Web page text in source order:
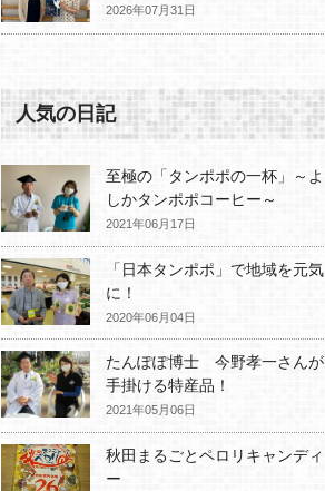
2026年07月31日
人気の日記
至極の「タンポポの一杯」～よ
しかタンポポコーヒー～
2021年06月17日
「日本タンポポ」で地域を元気
に！
2020年06月04日
たんぽぽ博士 今野孝一さんが
手掛ける特産品！
2021年05月06日
秋田まるごとペロリキャンディ
ー